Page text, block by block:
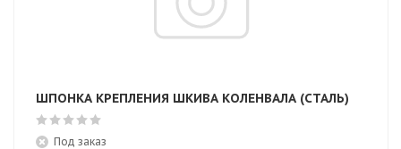
ШПОНКА КРЕПЛЕНИЯ ШКИВА КОЛЕНВАЛА (СТАЛЬ)
Под заказ